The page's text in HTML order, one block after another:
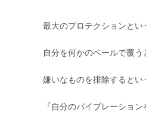
最大のプロテクションと
自分を何かのベールで覆う
嫌いなものを排除するとい
『自分のバイブレーション